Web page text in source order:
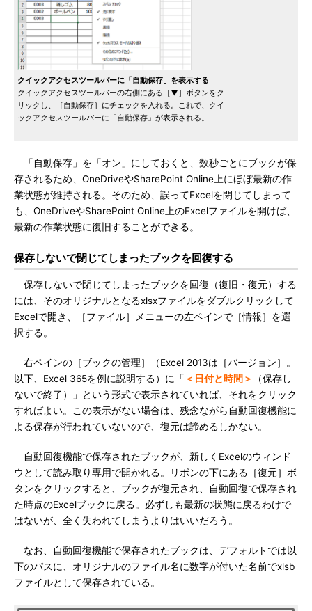
クイックアクセスツールバーに「自動保存」を表示する
クイックアクセスツールバーの右側にある［▼］ボタンをク
リックし、［自動保存］にチェックを入れる。これで、クイ
ックアクセスツールバーに「自動保存」が表示される。
「自動保存」を「オン」にしておくと、数秒ごとにブックが保
存されるため、OneDriveやSharePoint Online上にほぼ最新の作
業状態が維持される。そのため、誤ってExcelを閉じてしまって
も、OneDriveやSharePoint Online上のExcelファイルを開けば、
最新の作業状態に復旧することができる。
保存しないで閉じてしまったブックを回復する
保存しないで閉じてしまったブックを回復（復旧・復元）する
には、そのオリジナルとなるxlsxファイルをダブルクリックして
Excelで開き、［ファイル］メニューの左ペインで［情報］を選
択する。
右ペインの［ブックの管理］（Excel 2013は［バージョン］。
以下、Excel 365を例に説明する）に「 ＜日付と時間＞
（保存し
ないで終了）」という形式で表示されていれば、それをクリック
すればよい。この表示がない場合は、残念ながら自動回復機能に
よる保存が行われていないので、復元は諦めるしかない。
自動回復機能で保存されたブックが、新しくExcelのウィンド
ウとして読み取り専用で開かれる。リボンの下にある［復元］ボ
タンをクリックすると、ブックが復元され、自動回復で保存され
た時点のExcelブックに戻る。必ずしも最新の状態に戻るわけで
はないが、全く失われてしまうよりはいいだろう。
なお、自動回復機能で保存されたブックは、デフォルトでは以
下のパスに、オリジナルのファイル名に数字が付いた名前でxlsb
ファイルとして保存されている。